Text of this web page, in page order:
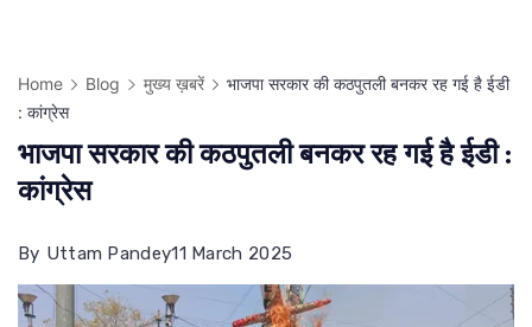
Home Blog मुख्य ख़बरें
भाजपा सरकार की कठपुतली बनकर रह गई है ईडी
: कांग्रेस
भाजपा सरकार की कठपुतली बनकर रह गई है ईडी :
कांग्रेस
By Uttam Pandey11 March 2025